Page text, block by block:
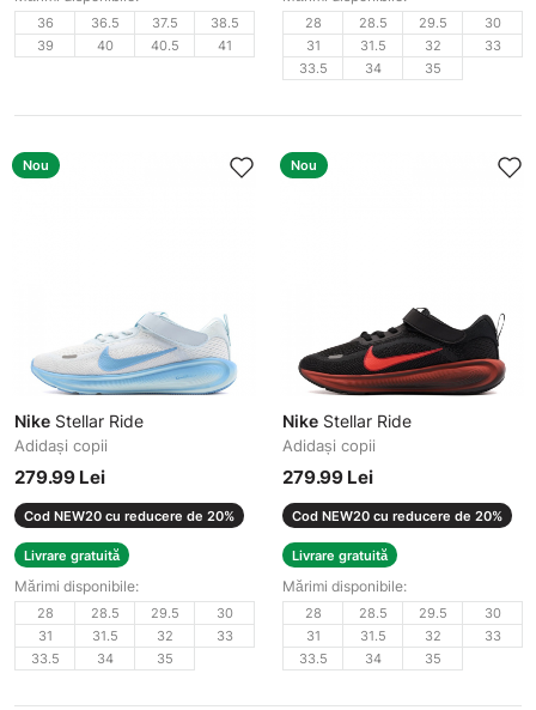
36 36.5 37.5
38.5
39
40 40.5 41
28 28.5 29.5
30
31
31.5 32
33
33.5
34 35
Nou
Nike Stellar Ride
Adidași copii
279.99 Lei
Cod NEW20 cu reducere de 20%
Livrare gratuită
Mărimi disponibile:
28 28.5 29.5
30
31
31.5 32
33
33.5
34 35
Nou
Nike Stellar Ride
Adidași copii
279.99 Lei
Cod NEW20 cu reducere de 20%
Livrare gratuită
Mărimi disponibile:
28 28.5 29.5
30
31
31.5 32
33
33.5
34 35